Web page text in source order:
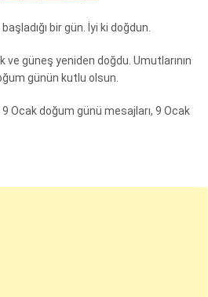
bir gün. İyi ki doğdun.
ve güneş yeniden doğdu. Umutlarının
günün kutlu olsun.
Ocak doğum günü mesajları, 9 Ocak